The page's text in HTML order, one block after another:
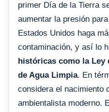
primer Día de la Tierra
aumentar la presión
Estados Unidos haga
contaminación, y así lo
históricas como la Ley
de Agua Limpia. En
considera el nacimiento
ambientalista moderno.